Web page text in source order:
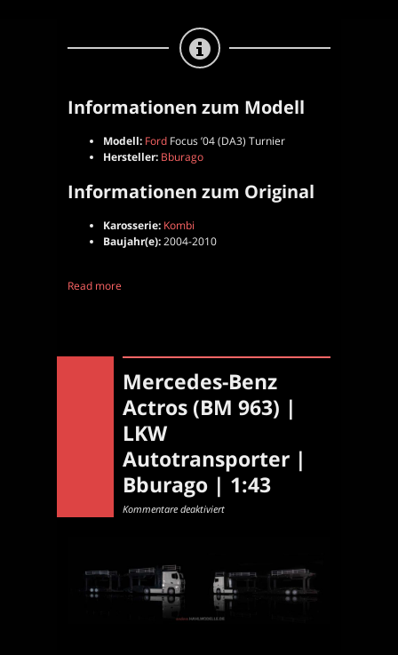
Informationen zum Modell
Modell: Ford Focus ’04 (DA3) Turnier
Hersteller: Bburago
Informationen zum Original
Karosserie: Kombi
Baujahr(e):2004-2010
Read more
Mercedes-Benz
Actros (BM 963) |
LKW
Autotransporter |
Bburago | 1:43
Kommentare deaktiviertfür
LKW
Autotransporter
|
Bburago